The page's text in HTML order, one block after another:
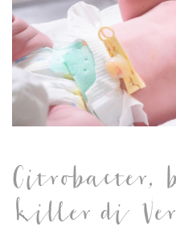
Citrobacter,
killer di